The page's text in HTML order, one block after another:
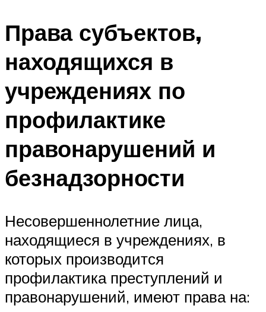
Права субъектов,
находящихся в
учреждениях по
профилактике
правонарушений и
безнадзорности
Несовершеннолетние лица,
находящиеся в учреждениях, в
которых производится
профилактика преступлений и
правонарушений, имеют права на: